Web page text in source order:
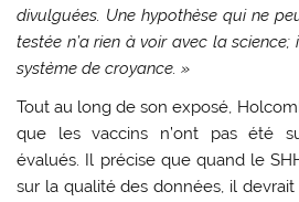
divulguées. Une hypothèse qui ne
testée n’a rien à voir avec la science;
système de croyance. »
Tout au long de son exposé,
que les vaccins n’ont pas été
évalués. Il précise que quand le
sur la qualité des données, il devrait